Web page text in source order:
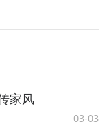
家风
03-03